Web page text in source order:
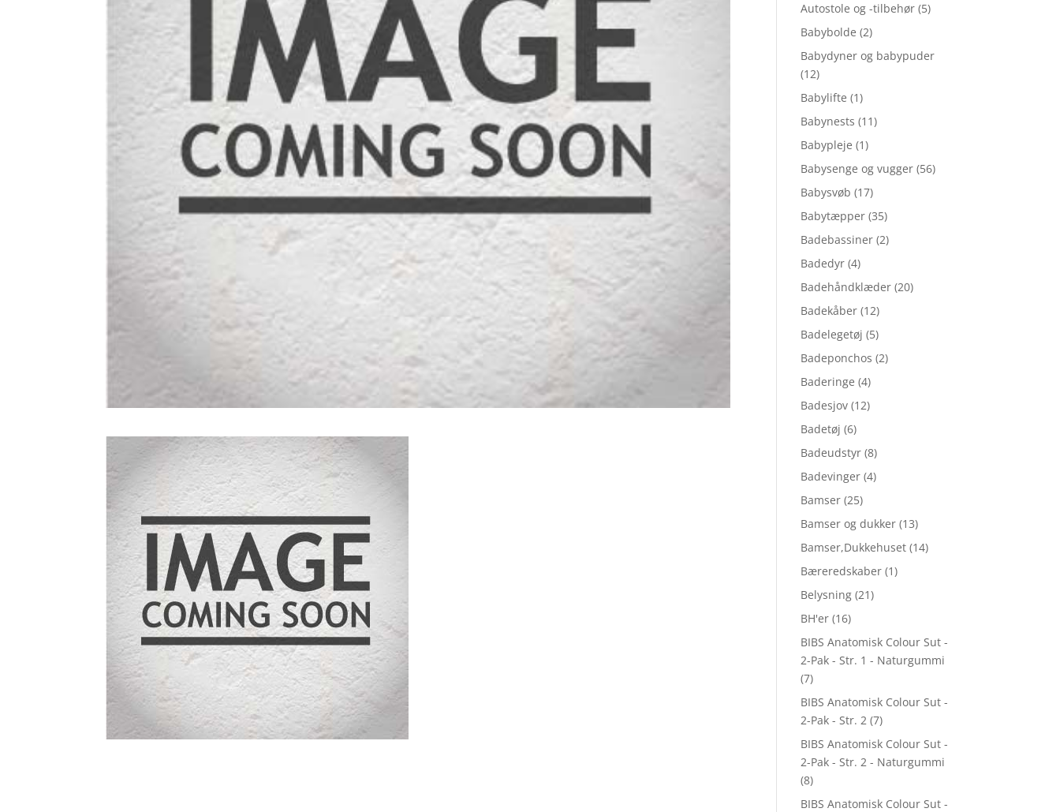
Autostole og -tilbehør (5)
Babybolde (2)
Babydyner og babypuder
(12)
Babylifte (1)
Babynests (11)
Babypleje (1)
Babysenge og vugger (56)
Babysvøb (17)
Babytæpper (35)
Badebassiner (2)
Badedyr (4)
Badehåndklæder (20)
Badekåber (12)
Badelegetøj (5)
Badeponchos (2)
Baderinge (4)
Badesjov (12)
Badetøj (6)
Badeudstyr (8)
Badevinger (4)
Bamser (25)
Bamser og dukker (13)
Bamser,Dukkehuset (14)
Bæreredskaber (1)
Belysning (21)
BH'er (16)
BIBS Anatomisk Colour Sut -
2-Pak - Str. 1 - Naturgummi
(7)
BIBS Anatomisk Colour Sut -
2-Pak - Str. 2 (7)
BIBS Anatomisk Colour Sut -
2-Pak - Str. 2 - Naturgummi
(8)
BIBS Anatomisk Colour Sut -